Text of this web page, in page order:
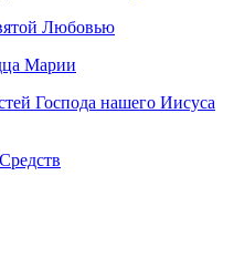
Любовью
Марии
Господа нашего Иисуса